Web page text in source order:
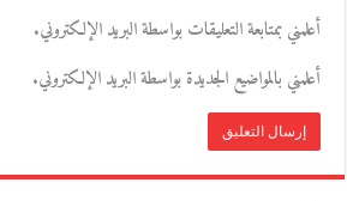
أعلمني بمتابعة التعليقات بواسطة البريد الإلكتروني.
أعلمني بالمواضيع الجديدة بواسطة البريد الإلكتروني.